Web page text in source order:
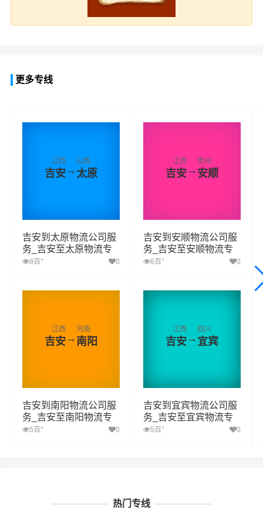
更多专线
江西
吉安→
山西
太原
吉安到太原物流公司服
务_吉安至太原物流专
线高效、安全、可靠的
8百 + 0
江西
吉安→
贵州
安顺
吉安到安顺物流公司服
务_吉安至安顺物流专
线高效、安全、可靠的
6百 + 0
江西
吉安→
河南
南阳
吉安到南阳物流公司服
务_吉安至南阳物流专
线高效、安全、可靠的
5百 + 0
江西
吉安→
四川
宜宾
吉安到宜宾物流公司服
务_吉安至宜宾物流专
线高效、安全、可靠的
5百 + 0
热门专线